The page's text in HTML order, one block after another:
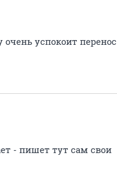
успокоит перенос
- пишет тут сам свои